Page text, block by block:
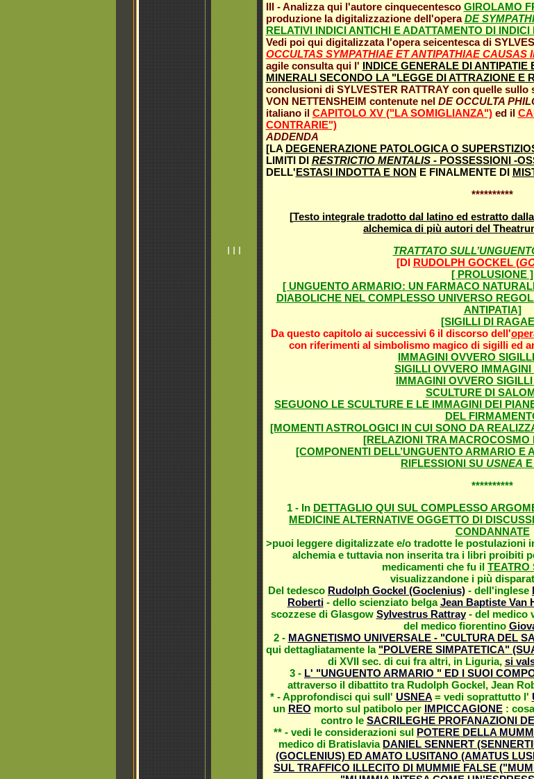
I I I
III - Analizza qui l'autore cinquecentesco GIROLAMO
produzione la digitalizzazione dell'operaDE
RELATIVI INDICI ANTICHI E ADATTAMENTO DI
Vedi poi qui digitalizzata l'opera seicentesca di
OCCULTAS SYMPATHIAE ET ANTIPATHIAE CAUSAS
agile consulta qui l' INDICE GENERALE DI ANTIPATIE
MINERALI SECONDO LA "LEGGE DI ATTRAZIONE E
conclusioni di SYLVESTER RATTRAY con quelle sullo
VON NETTENSHEIM contenute nel DE OCCULTA
italiano il CAPITOLO XV ("LA SOMIGLIANZA")ed il
CONTRARIE")
ADDENDA
[LA DEGENERAZIONE PATOLOGICA O
LIMITI DI RESTRICTIO MENTALIS- POSSESSIONI -
DELL'ESTASI INDOTTA E NON E FINALMENTE DI
**********
[Testo integrale tradotto dal latino ed estratto
alchemica di più autori del
TRATTATO
[DI RUDOLPH GOCKEL (
[ PROLUSIONE ]
[ UNGUENTO ARMARIO: UN FARMACO
DIABOLICHE NEL COMPLESSO UNIVERSO
ANTIPATIA]
[SIGILLI DI
Da questo capitolo ai successivi 6 il discorso dell'
con riferimenti al simbolismo magico di sigilli ed
IMMAGINI OVVERO
SIGILLI OVVERO IMMAGINI
IMMAGINI OVVERO
SCULTURE DI
SEGUONO LE SCULTURE E LE IMMAGINI DEI
DEL
[MOMENTI ASTROLOGICI IN CUI SONO DA
[RELAZIONI TRA MACROCOSMO
[COMPONENTI DELL’UNGUENTO ARMARIO E
RIFLESSIONI SU USNEA E
**********
1 - In DETTAGLIO QUI SUL COMPLESSO
MEDICINE ALTERNATIVE OGGETTO DI
CONDANNATE
>puoi leggere digitalizzate e/o tradotte le postulazioni
alchemia e tuttavia non inserita tra i libri proibiti
medicamenti che fu il TEATRO
visualizzandone i più
Del tedesco Rudolph Gockel (Goclenius) - dell'inglese
Roberti- dello scienziato belgaJean Baptiste Van
scozzese di Glasgow Sylvestrus Rattray- del medico
del medico fiorentino
2 - MAGNETISMO UNIVERSALE - "CULTURA DEL
qui dettagliatamente la "POLVERE SIMPATETICA"
di XVII sec. di cui fra altri, in Liguria, si
3 - L' "UNGUENTO ARMARIO " ED I SUOI
attraverso il dibattito tra Rudolph Gockel, Jean
* - Approfondisci qui sull' USNEA= vedi soprattutto l'
un REO morto sul patibolo per IMPICCAGIONE:
contro le SACRILEGHE PROFANAZIONI
** - vedi le considerazioni sul POTERE DELLA
medico di Bratislavia DANIEL SENNERT
(GOCLENIUS) ED AMATO LUSITANO (AMATUS
SUL TRAFFICO ILLECITO DI MUMMIE FALSE